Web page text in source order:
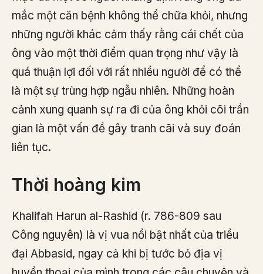
mắc một căn bệnh không thể chữa khỏi, nhưng
những người khác cảm thấy rằng cái chết của
ông vào một thời điểm quan trọng như vậy là
quá thuận lợi đối với rất nhiều người để có thể
là một sự trùng hợp ngẫu nhiên. Những hoàn
cảnh xung quanh sự ra đi của ông khỏi cõi trần
gian là một vấn đề gây tranh cãi và suy đoán
liên tục.
Thời hoàng kim
Khalifah Harun al-Rashid (r. 786-809 sau
Công nguyên) là vị vua nổi bật nhất của triều
đại Abbasid, ngay cả khi bị tước bỏ địa vị